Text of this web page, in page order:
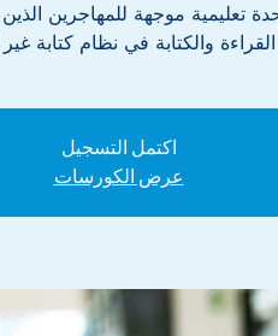
الاندماج هذه تتكون من 1000 وحدة تعليمية موجهة للمهاجرين
القراءة والكتابة في نظام كتابة غير
اكتمل التسجيل
عرض الكورسات